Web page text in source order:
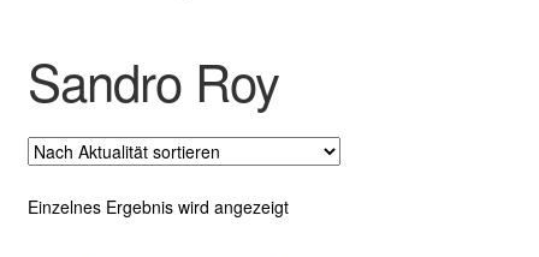
Sandro Roy
Einzelnes Ergebnis wird angezeigt